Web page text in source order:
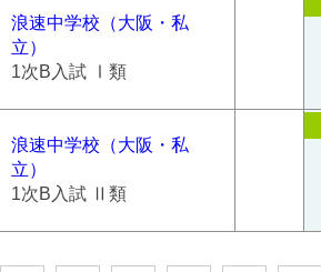
浪速中学校（大阪・私
立）
1次B入試 Ⅰ類
浪速中学校（大阪・私
立）
1次B入試 Ⅱ類